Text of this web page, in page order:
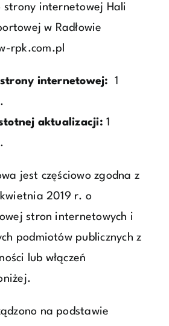
strony internetowej Hali
w Radłowie
rpk.com.pl
internetowej: 1
aktualizacji: 1
jest częściowo zgodna z
2019 r. o
stron internetowych i
podmiotów publicznych z
lub włączeń
na podstawie